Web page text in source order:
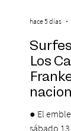
Los
● El
sábado
hace 5 días